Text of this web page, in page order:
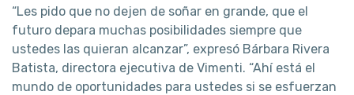
“Les pido que no dejen de soñar en grande, que el
futuro depara muchas posibilidades siempre que
ustedes las quieran alcanzar”, expresó Bárbara Rivera
Batista, directora ejecutiva de Vimenti. “Ahí está el
mundo de oportunidades para ustedes si se esfuerzan